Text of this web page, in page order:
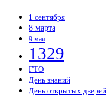
1 сентября
8 марта
9 мая
1329
ГТО
День знаний
День открытых дверей